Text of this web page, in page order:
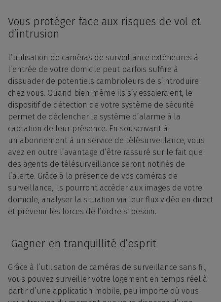
Vous protéger face aux risques de vol et
d’intrusion
L’utilisation de caméras de surveillance extérieures à
l’entrée de votre domicile peut parfois suffire à
dissuader de potentiels cambrioleurs de s’introduire
chez vous. Quand bien même ils s’y essaieraient, le
dispositif de détection de votre système de sécurité
permet de déclencher le système d’alarme à la
captation de leur présence. En souscrivant à
un abonnement à un service de télésurveillance, vous
avez en outre l’avantage d’être rassuré sur le fait que
des agents de télésurveillance seront notifiés de
l’alerte. Grâce à la présence de vos caméras de
surveillance, ils pourront accéder aux images de votre
domicile, analyser la situation via leur flux vidéo en direct
et prévenir les forces de l’ordre si besoin.
Gagner en tranquillité d’esprit
Grâce à l’utilisation de caméras de surveillance sans fil,
vous pouvez surveiller votre logement en temps réel à
partir d’une application mobile, peu importe où vous